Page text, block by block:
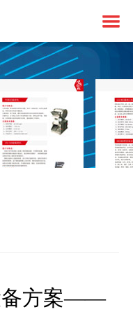
备方案——